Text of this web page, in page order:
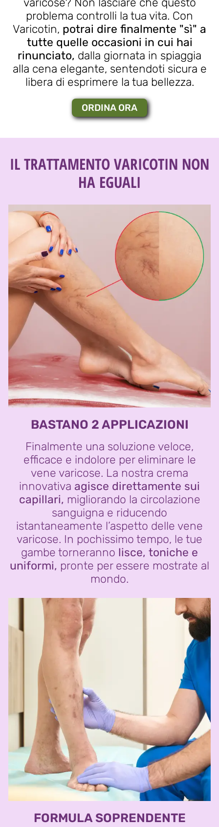
problema controlli la tua vita. Con
Varicotin, potrai dire finalmente "sì" a
tutte quelle occasioni in cui hai
rinunciato, dalla giornata in spiaggia
alla cena elegante, sentendoti sicura e
libera di esprimere la tua bellezza.
ORDINA ORA
IL TRATTAMENTO VARICOTIN NON
HA EGUALI
BASTANO 2 APPLICAZIONI
Finalmente una soluzione veloce,
efficace e indolore per eliminare le
vene varicose. La nostra crema
innovativa agisce direttamente sui
capillari, migliorando la circolazione
sanguigna e riducendo
istantaneamente l’aspetto delle vene
varicose. In pochissimo tempo, le tue
gambe torneranno lisce, toniche e
uniformi, pronte per essere mostrate al
mondo.
FORMULA SOPRENDENTE